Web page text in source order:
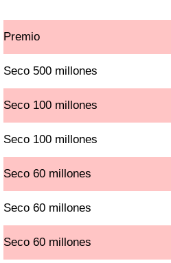
Premio
Seco 500 millones
Seco 100 millones
Seco 100 millones
Seco 60 millones
Seco 60 millones
Seco 60 millones